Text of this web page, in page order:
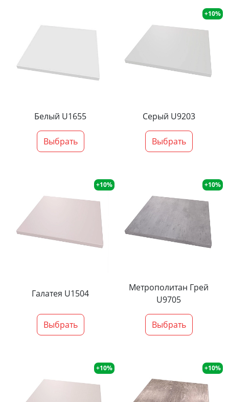
Белый U1655
Выбрать
+10%
Серый U9203
Выбрать
+10%
Галатея U1504
Выбрать
+10%
Метрополитан Грей
U9705
Выбрать
+10% +10%